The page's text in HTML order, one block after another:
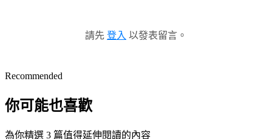
請先 登入 以發表留言。
Recommended
你可能也喜歡
為你精選 3 篇值得延伸閱讀的內容